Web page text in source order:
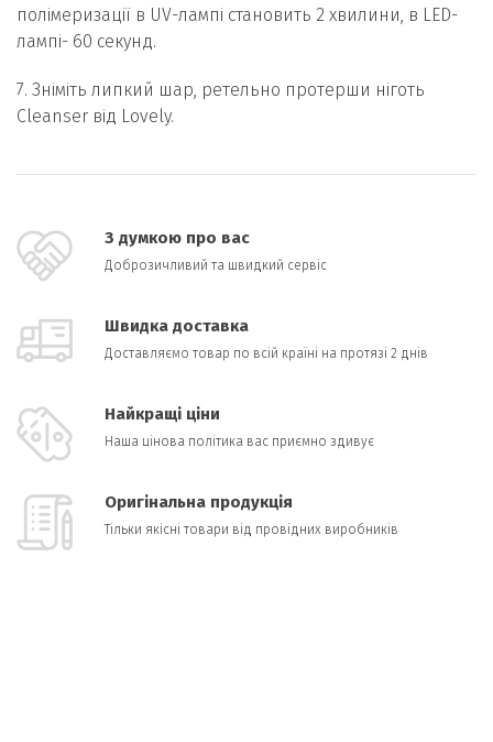
полімеризації в UV-лампі становить 2 хвилини, в LED-
лампі- 60 секунд.
7. Зніміть липкий шар, ретельно протерши ніготь
Cleanser від Lovely.
З думкою про вас
Доброзичливий та швидкий сервіс
Швидка доставка
Доставляємо товар по всій країні на протязі 2 днів
Найкращі ціни
Наша цінова політика вас приємно здивує
Оригінальна продукція
Тільки якісні товари від провідних виробників